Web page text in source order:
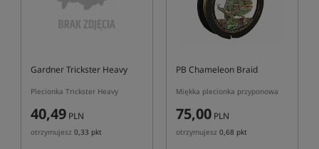
Gardner Trickster Heavy
Plecionka Trickster Heavy
40,49 PLN
otrzymujesz 0,33 pkt
PB Chameleon Braid
Miękka plecionka przyponowa
75,00 PLN
otrzymujesz 0,68 pkt